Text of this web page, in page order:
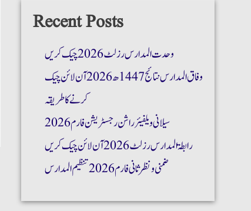
Recent Posts
وحدت المدارس رزلٹ 2026 چیک کریں
وفاق المدارس نتائج 1447ھ 2026 آن لائن چیک
کرنے کا طریقہ
سیلانی ویلفیئر راشن رجسٹریشن فارم 2026
رابطۃ المدارس رزلٹ 2026 آن لائن چیک کریں
ضمنی و نظر ثانی فارم 2026 تنظیم المدارس